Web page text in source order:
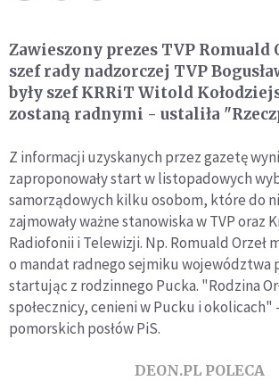
Zawieszony prezes TVP Romuald
szef rady nadzorczej TVP
były szef KRRiT Witold
zostaną radnymi - ustaliła
Z informacji uzyskanych przez gazetę
zaproponowały start w listopadowych
samorządowych kilku osobom, które do
zajmowały ważne stanowiska w TVP oraz
Radiofonii i Telewizji. Np. Romuald Orzeł
o mandat radnego sejmiku województwa
startując z rodzinnego Pucka. "Rodzina
społecznicy, cenieni w Pucku i okolicach"
pomorskich posłów PiS.
DEON.PL POLECA